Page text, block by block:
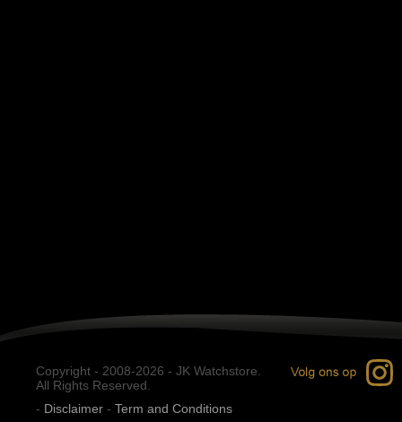
Copyright - 2008-2026 - JK Watchstore.
All Rights Reserved.
- Disclaimer - Term and Conditions